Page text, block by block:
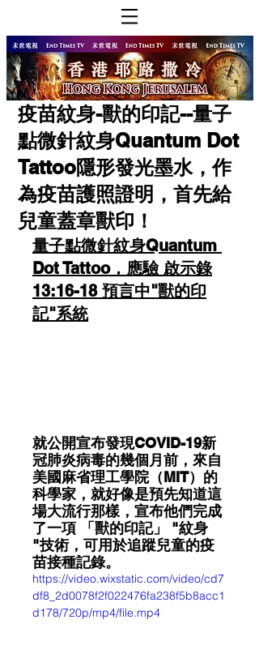
疫苗紋身-獸的印記--量子
點微針紋身Quantum Dot
Tattoo隱形發光墨水，作
為疫苗護照證明，首先給
兒童蓋章獸印！
量子點微針紋身Quantum
Dot Tattoo，應驗 啟示錄
13:16-18 預言中"獸的印
記"系統
就公開宣布發現COVID-19新
冠肺炎病毒的幾個月前，來自
美國麻省理工學院（MIT）的
科學家，就好像是預先知道這
場大流行那樣，宣布他們完成
了一項 「獸的印記」 "紋身
"技術，可用於追蹤兒童的疫
苗接種記錄。
https://video.wixstatic.com/video/cd7
df8_2d0078f2f022476fa238f5b8acc1
d178/720p/mp4/file.mp4